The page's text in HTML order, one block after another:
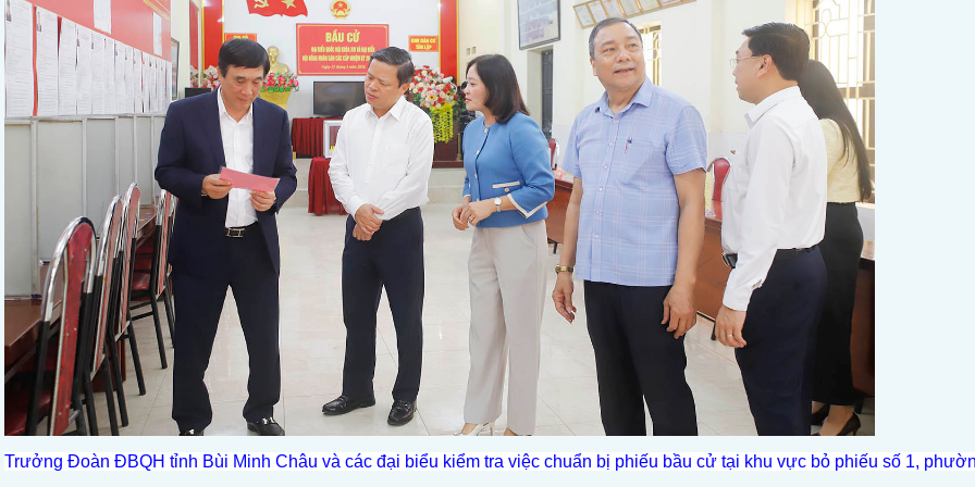
Trưởng Đoàn ĐBQH tỉnh Bùi Minh Châu và các đại biểu kiểm tra việc chuẩn bị phiếu bầu cử tại khu vực bỏ phiếu số 1,